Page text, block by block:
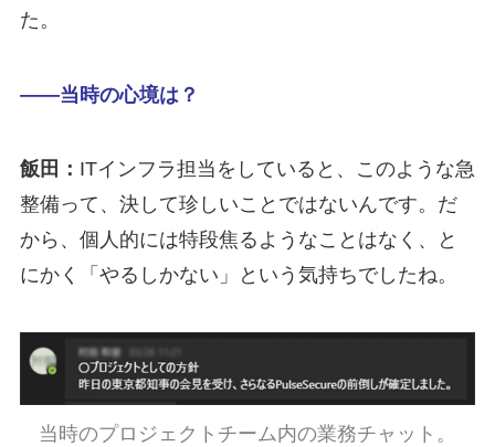
た。
――当時の心境は？
飯田： ITインフラ担当をしていると、このような急
整備って、決して珍しいことではないんです。だ
から、個人的には特段焦るようなことはなく、と
にかく「やるしかない」という気持ちでしたね。
当時のプロジェクトチーム内の業務チャット。